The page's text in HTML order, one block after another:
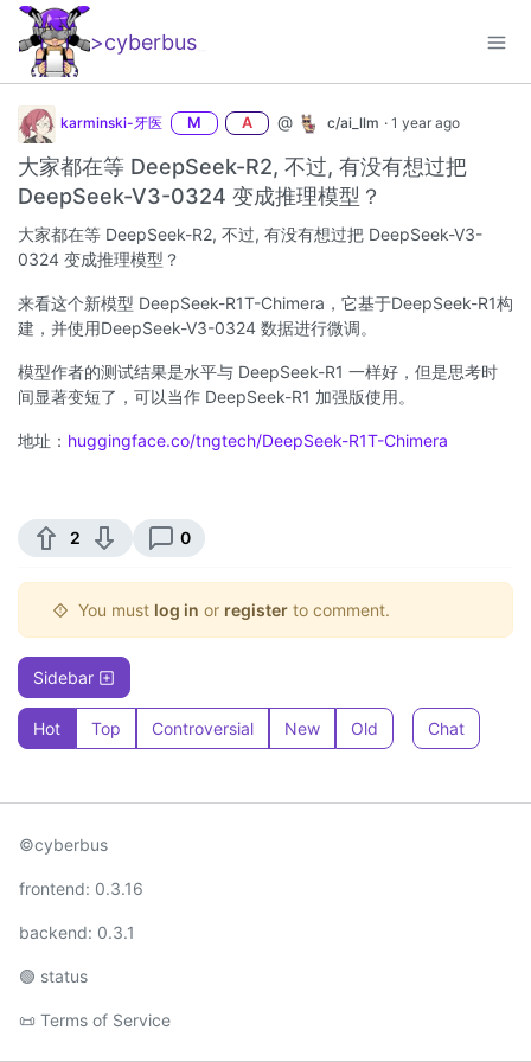
>cyberbus
karminski-牙医 M A @ c/ai_llm · 1 year ago
大家都在等 DeepSeek-R2, 不过, 有没有想过把
DeepSeek-V3-0324 变成推理模型？
大家都在等 DeepSeek-R2, 不过, 有没有想过把 DeepSeek-V3-
0324 变成推理模型？
来看这个新模型 DeepSeek-R1T-Chimera，它基于DeepSeek-R1构
建，并使用DeepSeek-V3-0324 数据进行微调。
模型作者的测试结果是水平与 DeepSeek-R1 一样好，但是思考时
间显著变短了，可以当作 DeepSeek-R1 加强版使用。
地址： huggingface.co/tngtech/DeepSeek-R1T-Chimera
2 0
You must log in or register to comment.
Sidebar
Hot Top Controversial New Old Chat
©cyberbus
frontend: 0.3.16
backend: 0.3.1
🟢 status
📜 Terms of Service